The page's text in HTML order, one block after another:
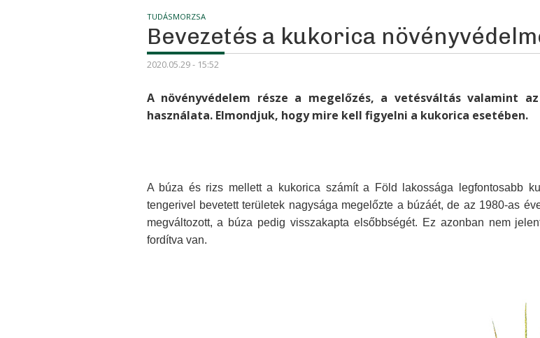
TUDÁSMORZSA
Bevezetés a kukorica
2020.05.29 - 15:52
A növényvédelem része a megelőzés, a vetésváltás valamint
használata. Elmondjuk, hogy mire kell figyelni a kukorica esetében.
A búza és rizs mellett a kukorica számít a Föld lakossága legfontosabb
tengerivel bevetett területek nagysága megelőzte a búzáét, de az 1980-as
megváltozott, a búza pedig visszakapta elsőbbségét. Ez azonban nem
fordítva van.